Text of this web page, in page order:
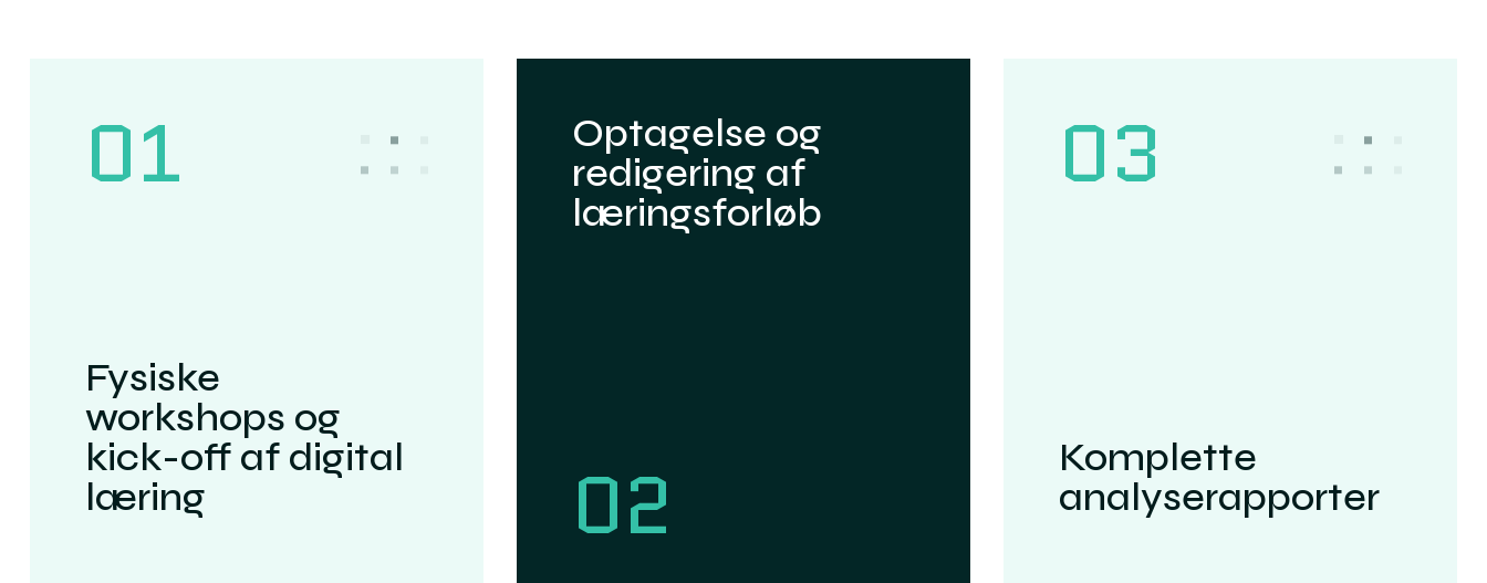
01
Fysiske
workshops og
kick-off af digital
læring
02
Optagelse og
redigering af
læringsforløb
03
Komplette
analyserapporter